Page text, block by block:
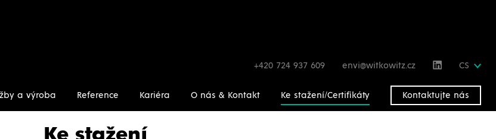
+420 724 937 609 envi@witkowitz.cz CS
a výroba Reference Kariéra O nás & Kontakt Ke stažení/Certifikáty Kontaktujte nás